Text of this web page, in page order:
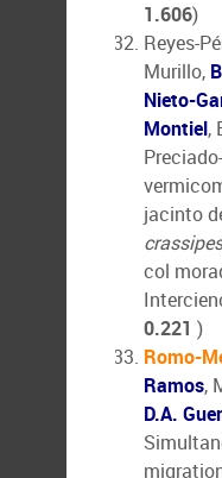
1.606)
Reyes-
Murillo,
Nieto-
Montiel,
jacinto
crassipes
col
0.221 )
Romo-
Ramos,
D.A.